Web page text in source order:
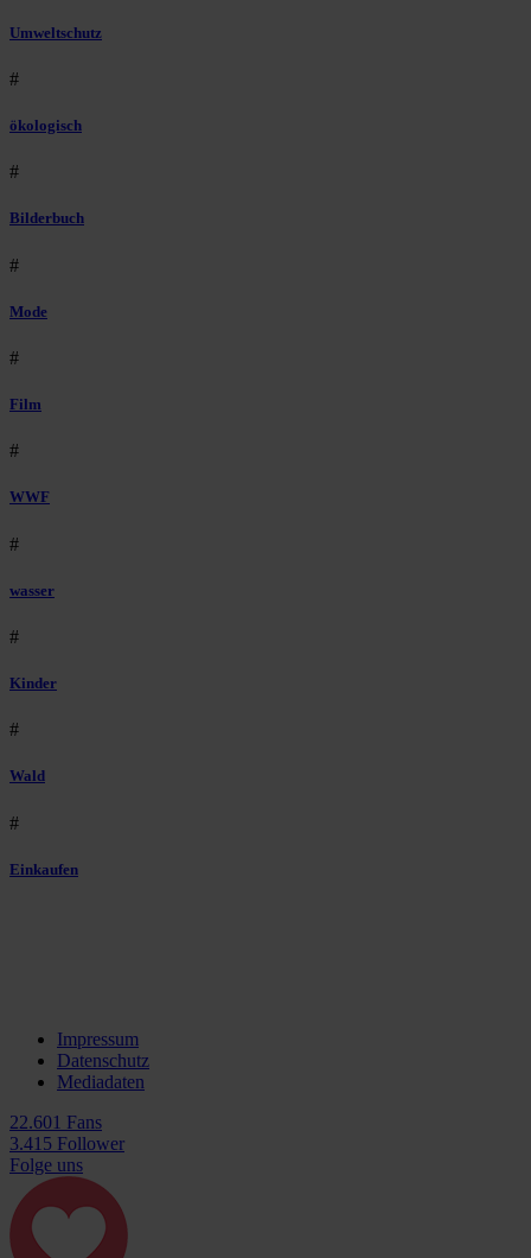
Umweltschutz
#
ökologisch
#
Bilderbuch
#
Mode
#
Film
#
WWF
#
wasser
#
Kinder
#
Wald
#
Einkaufen
Impressum
Datenschutz
Mediadaten
22.601 Fans
3.415 Follower
Folge uns